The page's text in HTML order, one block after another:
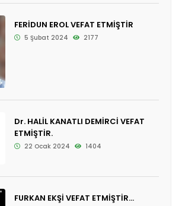
FERİDUN EROL VEFAT ETMİŞTİR
5 Şubat 2024 2177
Dr. HALİL KANATLI DEMİRCİ VEFAT
ETMİŞTİR.
22 Ocak 2024 1404
FURKAN EKŞİ VEFAT ETMİŞTİR...